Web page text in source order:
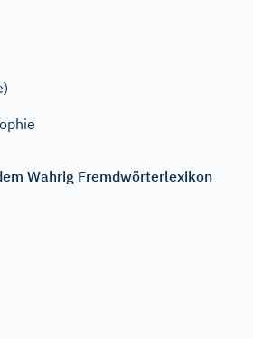
Wahrig Fremdwörterlexikon